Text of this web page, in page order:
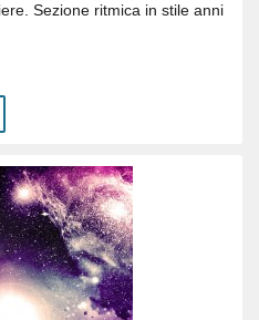
Sezione ritmica in stile anni